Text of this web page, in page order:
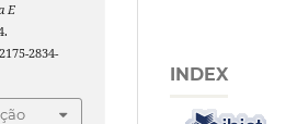
E
2834-
INDEX